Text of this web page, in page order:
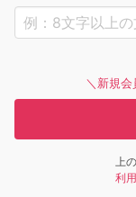
＼新規
上
利